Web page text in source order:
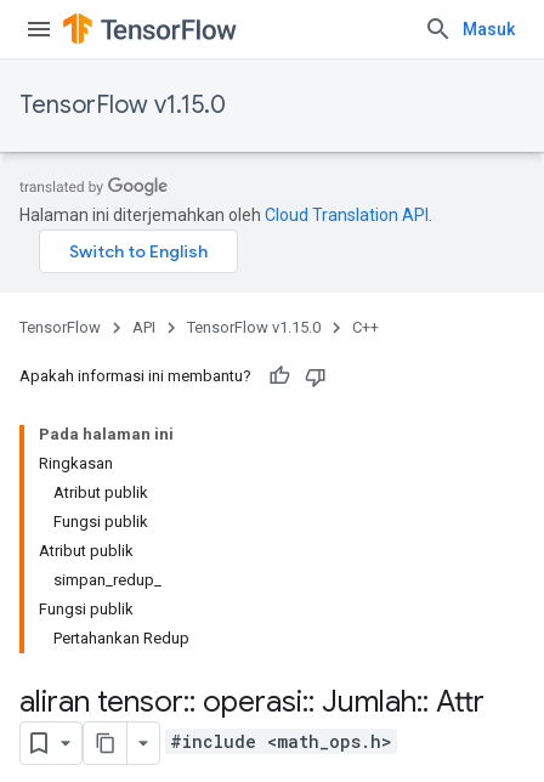
Masuk
TensorFlow v1.15.0
Halaman ini diterjemahkan oleh Cloud Translation API
TensorFlow API TensorFlow v1.15.0 C++
Apakah informasi ini membantu?
Pada halaman ini
Ringkasan
Atribut publik
Fungsi publik
Atribut publik
simpan_redup_
Fungsi publik
Pertahankan Redup
aliran tensor:: operasi:: Jumlah:: Attr
#include <math_ops.h>